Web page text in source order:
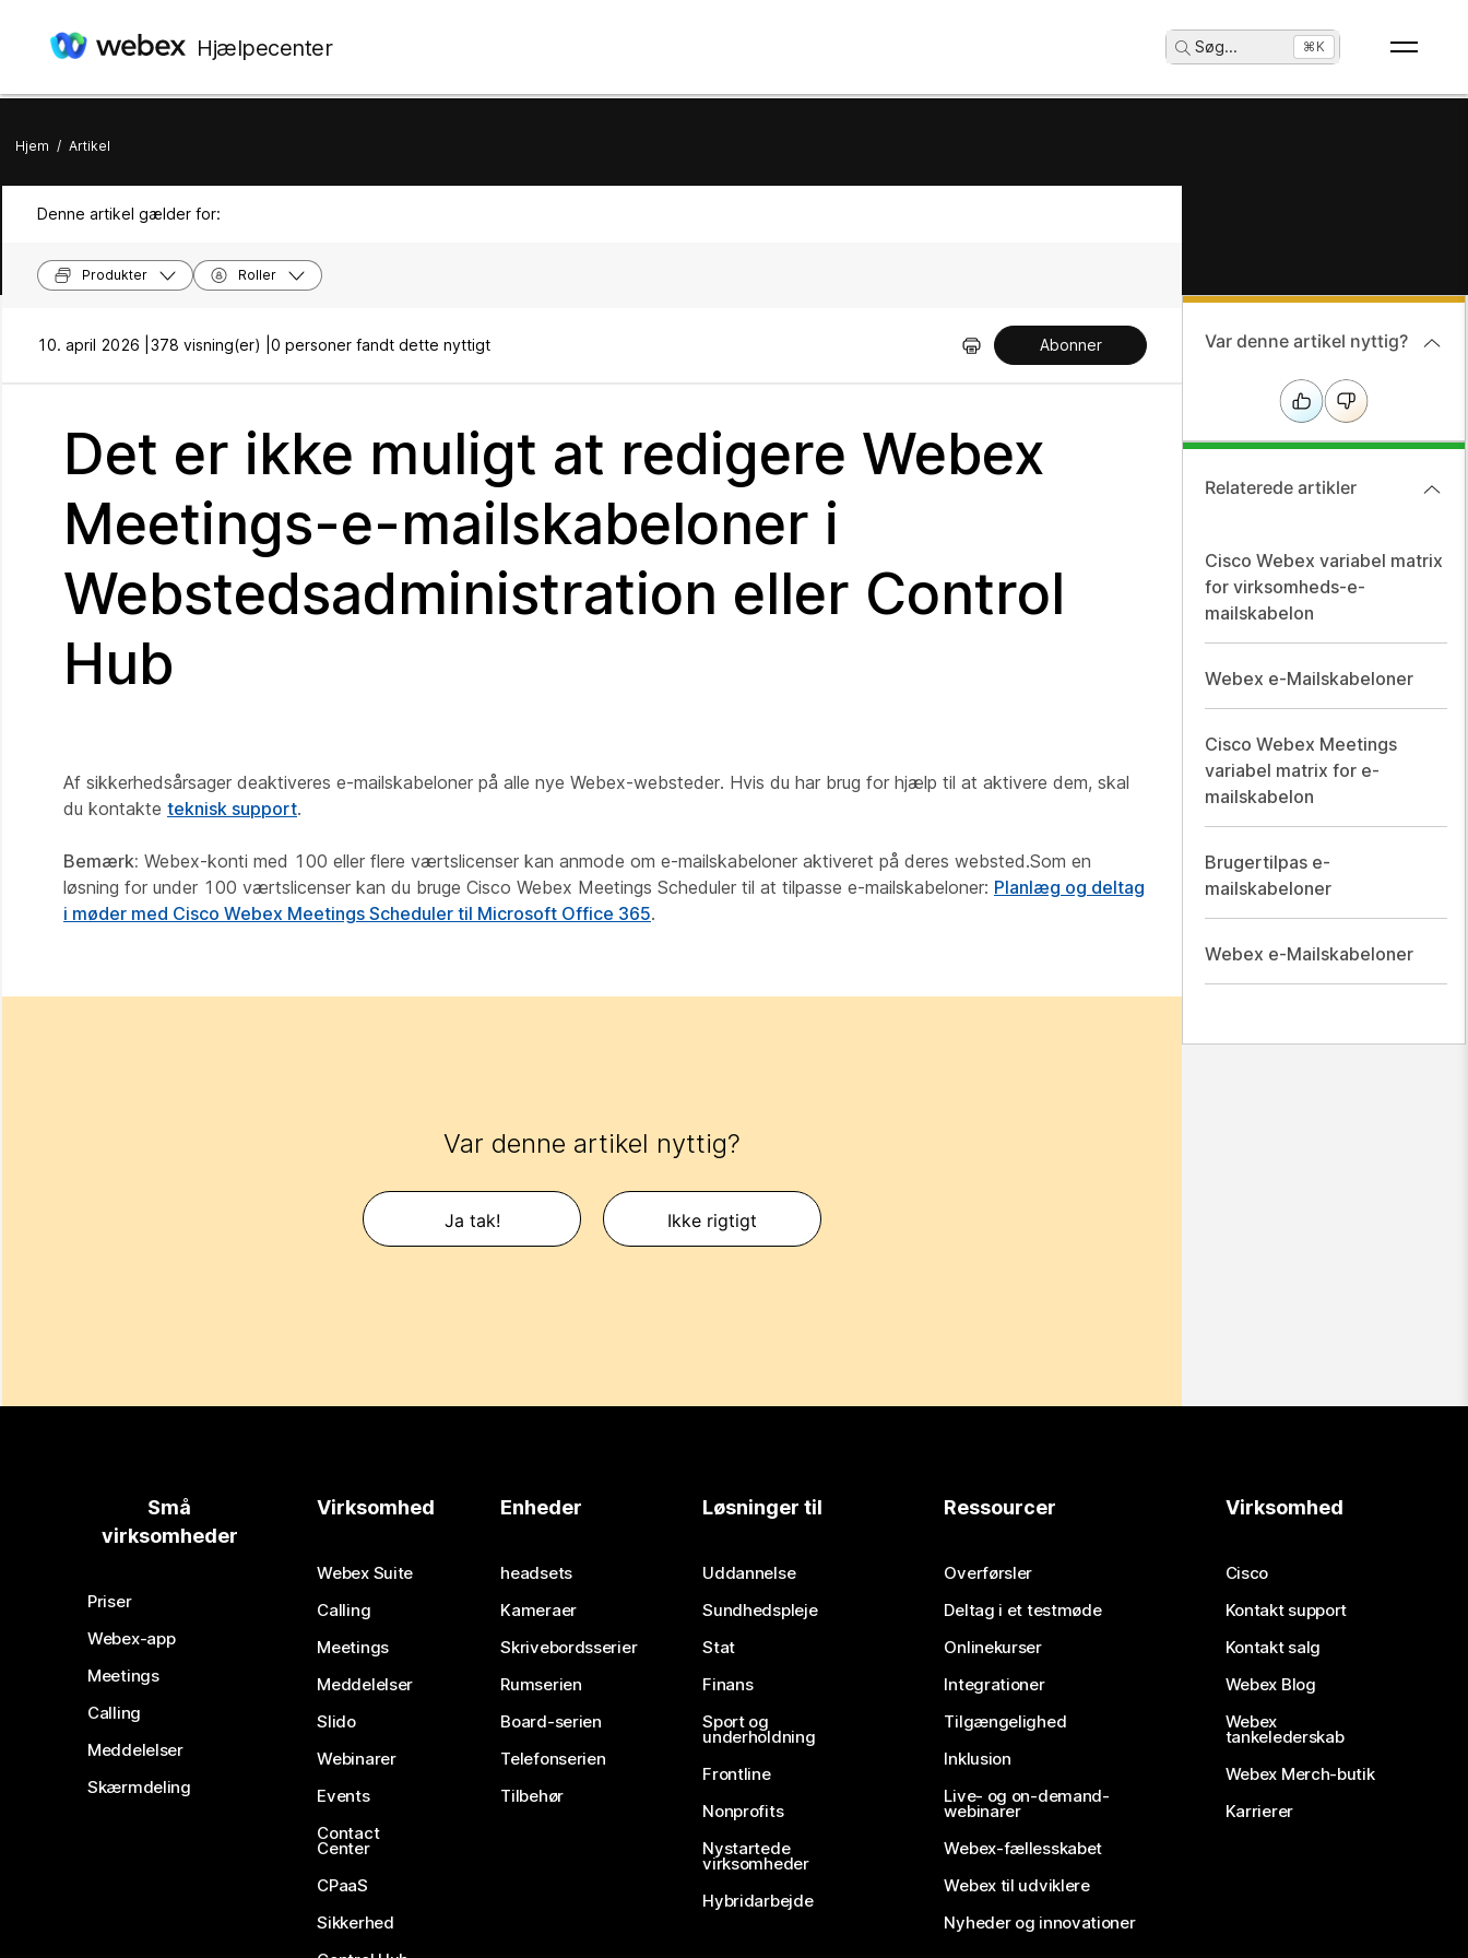
Hjælpecenter Søg... ⌘K
Hjem / Artikel
Denne artikel gælder for:
Produkter Roller
10. april 2026 | 378 visning(er) | 0 personer fandt dette nyttigt Abonner
Det er ikke muligt at redigere Webex
Meetings-e-mailskabeloner i
Webstedsadministration eller Control
Hub
Af sikkerhedsårsager deaktiveres e-mailskabeloner på alle nye Webex-websteder. Hvis du har brug for hjælp til at aktivere dem, skal
du kontakte teknisk support.
Bemærk: Webex-konti med 100 eller flere værtslicenser kan anmode om e-mailskabeloner aktiveret på deres websted.Som en
løsning for under 100 værtslicenser kan du bruge Cisco Webex Meetings Scheduler til at tilpasse e-mailskabeloner: Planlæg og deltag
i møder med Cisco Webex Meetings Scheduler til Microsoft Office 365.
Var denne artikel nyttig?
Ja tak! Ikke rigtigt
Var denne artikel nyttig?
Relaterede artikler
Cisco Webex variabel matrix
for virksomheds-e-
mailskabelon
Webex e-Mailskabeloner
Cisco Webex Meetings
variabel matrix for e-
mailskabelon
Brugertilpas e-
mailskabeloner
Webex e-Mailskabeloner
Små
virksomheder
Priser
Webex-app
Meetings
Calling
Meddelelser
Skærmdeling
Virksomhed
Webex Suite
Calling
Meetings
Meddelelser
Slido
Webinarer
Events
Contact
Center
CPaaS
Sikkerhed
Enheder
headsets
Kameraer
Skrivebordsserier
Rumserien
Board-serien
Telefonserien
Tilbehør
Løsninger til
Uddannelse
Sundhedspleje
Stat
Finans
Sport og
underholdning
Frontline
Nonprofits
Nystartede
virksomheder
Hybridarbejde
Ressourcer
Overførsler
Deltag i et testmøde
Onlinekurser
Integrationer
Tilgængelighed
Inklusion
Live- og on-demand-
webinarer
Webex-fællesskabet
Webex til udviklere
Nyheder og innovationer
Virksomhed
Cisco
Kontakt support
Kontakt salg
Webex Blog
Webex
tankelederskab
Webex Merch-butik
Karrierer